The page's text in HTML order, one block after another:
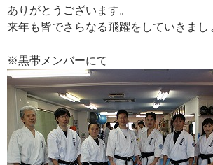
ありがとうございます。
来年も皆でさらなる飛躍をしていきまし
※黒帯メンバーにて